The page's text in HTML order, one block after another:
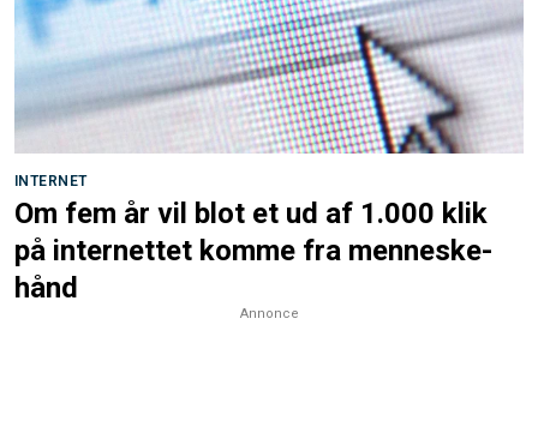
INTERNET
Om fem år vil blot et ud af 1.000 klik
på internettet komme fra menneske-
hånd
Annonce